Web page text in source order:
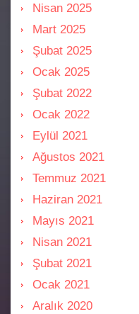
Nisan 2025
Mart 2025
Şubat 2025
Ocak 2025
Şubat 2022
Ocak 2022
Eylül 2021
Ağustos 2021
Temmuz 2021
Haziran 2021
Mayıs 2021
Nisan 2021
Şubat 2021
Ocak 2021
Aralık 2020